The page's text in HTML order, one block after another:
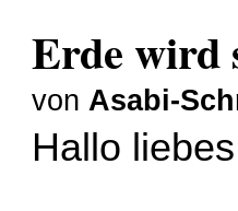
Erde wird
von Asabi-
Hallo